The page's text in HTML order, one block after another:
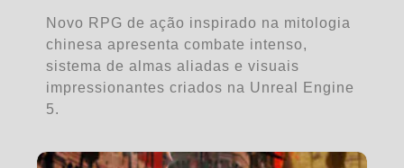
Novo RPG de ação inspirado na mitologia
chinesa apresenta combate intenso,
sistema de almas aliadas e visuais
impressionantes criados na Unreal Engine
5.